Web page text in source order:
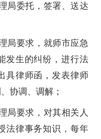
局委托，签署、送达
局要求，就师市应急
发生的纠纷，进行法
具律师函，发表律师
协调、调解；
局要求，对其相关人
法律事务知识，每年